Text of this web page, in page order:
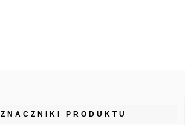
ZNACZNIKI PRODUKTU